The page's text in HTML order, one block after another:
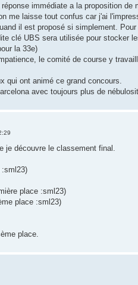
immédiate a la proposition de
me laisse tout confus car j'ai
il est proposé si simplement.
clé UBS sera utilisée pour stocker
la 33e)
le comité de course y
qui ont animé ce grand concours.
avec toujours plus de
je découvre le classement final.
:sml23)
place :sml23)
place :sml23)
place.